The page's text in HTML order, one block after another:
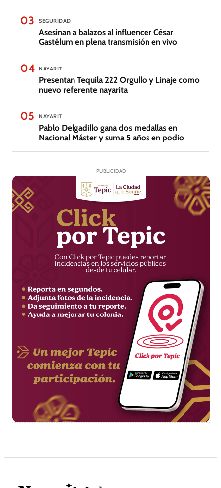
03 SEGURIDAD
Asesinan a balazos al influencer César
Gastélum en plena transmisión en vivo
04 NAYARIT
Presentan Tequila 222 Orgullo y Linaje como
nuevo referente nayarita
05 NAYARIT
Pablo Delgadillo gana dos medallas en
Nacional Máster y suma 5 años en podio
PUBLICIDAD